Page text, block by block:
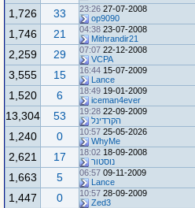
27-07-2008
23:26
op9090
33
1,726
23-07-2008
04:38
Mithrandir21
21
1,746
22-12-2008
07:07
VCPA
29
2,259
15-07-2009
16:44
Lance
15
3,555
19-01-2009
18:49
iceman4ever
6
1,520
22-09-2009
19:28
הקרדינל
53
13,304
25-05-2026
10:57
WhyMe
0
1,240
18-09-2008
18:02
נוסטור
17
2,621
09-11-2009
06:57
Lance
5
1,663
28-09-2009
10:57
Zed3
0
1,447